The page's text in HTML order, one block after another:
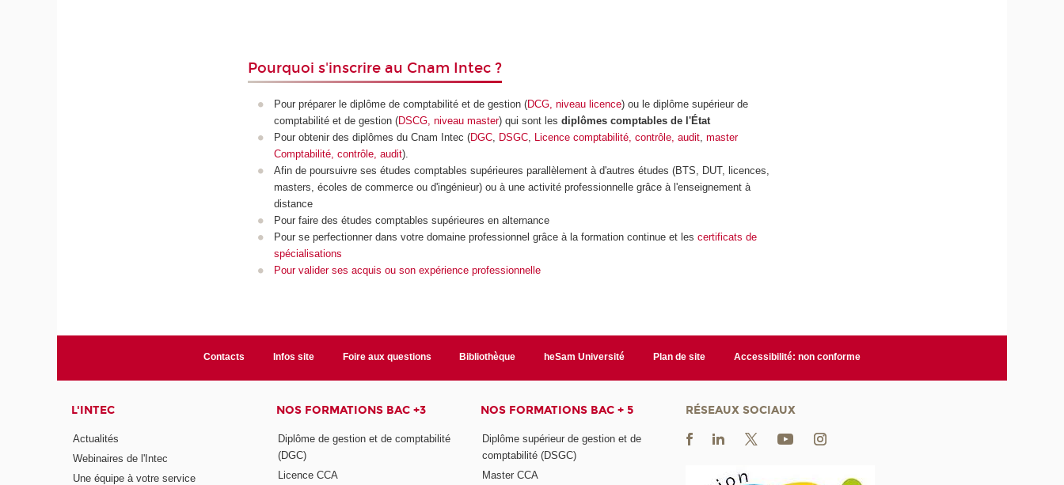
Pourquoi s'inscrire au Cnam Intec ?
Pour préparer le diplôme de comptabilité et de gestion (DCG, niveau licence) ou le diplôme supérieur de
comptabilité et de gestion (DSCG, niveau master) qui sont les diplômes comptables de l'État
Pour obtenir des diplômes du Cnam Intec (DGC, DSGC, Licence comptabilité, contrôle, audit, master
Comptabilité, contrôle, audit).
Afin de poursuivre ses études comptables supérieures parallèlement à d'autres études (BTS, DUT, licences,
masters, écoles de commerce ou d'ingénieur) ou à une activité professionnelle grâce à l'enseignement à
distance
Pour faire des études comptables supérieures en alternance
Pour se perfectionner dans votre domaine professionnel grâce à la formation continue et les certificats de
spécialisations
Pour valider ses acquis ou son expérience professionnelle
Contacts Infos site Foire aux questions Bibliothèque heSam Université Plan de site Accessibilité: non conforme
L'INTEC
Actualités
Webinaires de l'Intec
Une équipe à votre service
NOS FORMATIONS BAC +3
Diplôme de gestion et de comptabilité
(DGC)
Licence CCA
NOS FORMATIONS BAC + 5
Diplôme supérieur de gestion et de
comptabilité (DSGC)
Master CCA
RÉSEAUX SOCIAUX